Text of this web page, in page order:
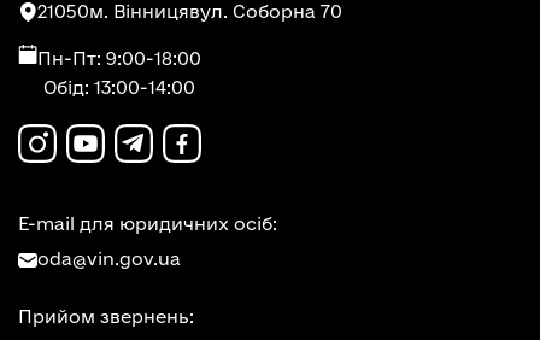
21050м. Вінницявул. Соборна 70
Пн-Пт: 9:00-18:00
Обід: 13:00-14:00
E-mail для юридичних осіб:
oda@vin.gov.ua
Прийом звернень: